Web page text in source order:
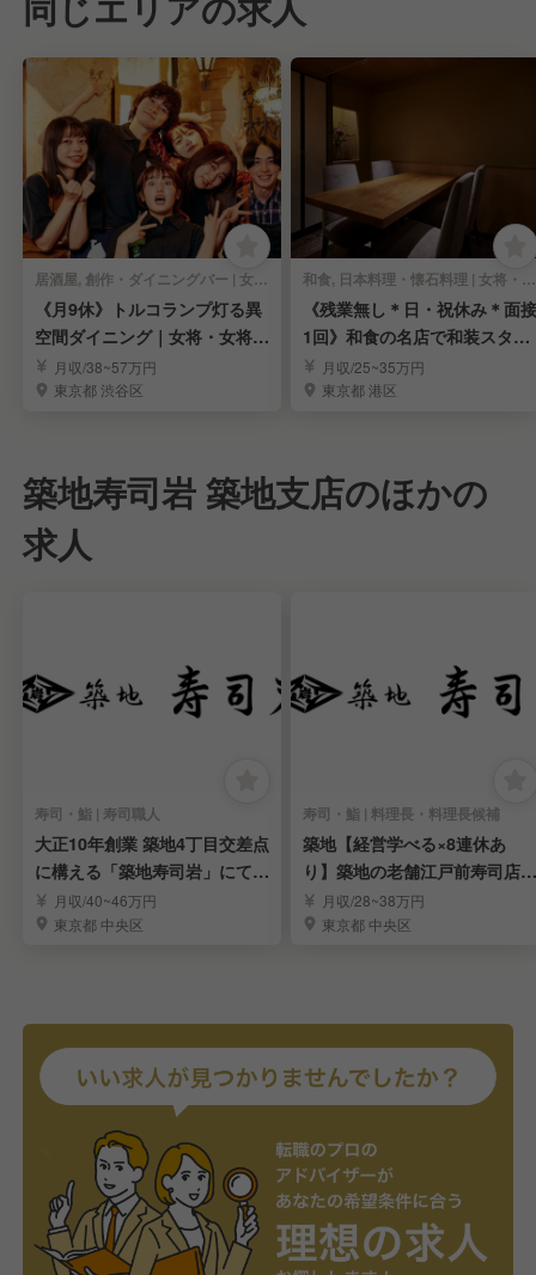
居酒屋, 創作・ダイニングバー | 女将・和装ホール
《月9休》トルコランプ灯る異
空間ダイニング｜女将・女将候
補求む！
月収/38~57万円
東京都 渋谷区
和食, 日本料理・懐石料理 | 女将・和装ホール
《残業無し＊日・祝休み＊面接
1回》和食の名店で和装スタッ
フ募集｜表参道
月収/25~35万円
東京都 港区
築地寿司岩 築地支店のほかの
求人
寿司・鮨 | 寿司職人
大正10年創業 築地4丁目交差点
に構える「築地寿司岩」にて寿
司職人募集！
月収/40~46万円
東京都 中央区
寿司・鮨 | 料理長・料理長候補
築地【経営学べる×8連休あ
り】築地の老舗江戸前寿司店で
調理長候補を募集
月収/28~38万円
東京都 中央区